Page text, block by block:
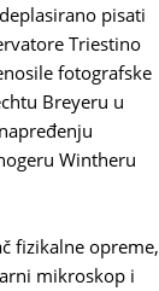
pisati
Triestino
fotografske
Breyeru u
Wintheru
fizikalne opreme,
mikroskop i